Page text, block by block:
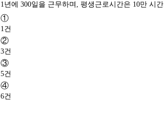
1년에 300일을 근무하며, 평생근로시간은 10만 시
①
1건
②
3건
③
5건
④
6건